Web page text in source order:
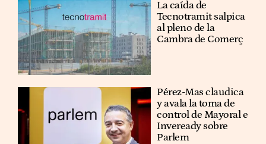
La caída de
Tecnotramit salpica
al pleno de la
Cambra de Comerç
Pérez-Mas claudica
y avala la toma de
control de Mayoral e
Inveready sobre
Parlem